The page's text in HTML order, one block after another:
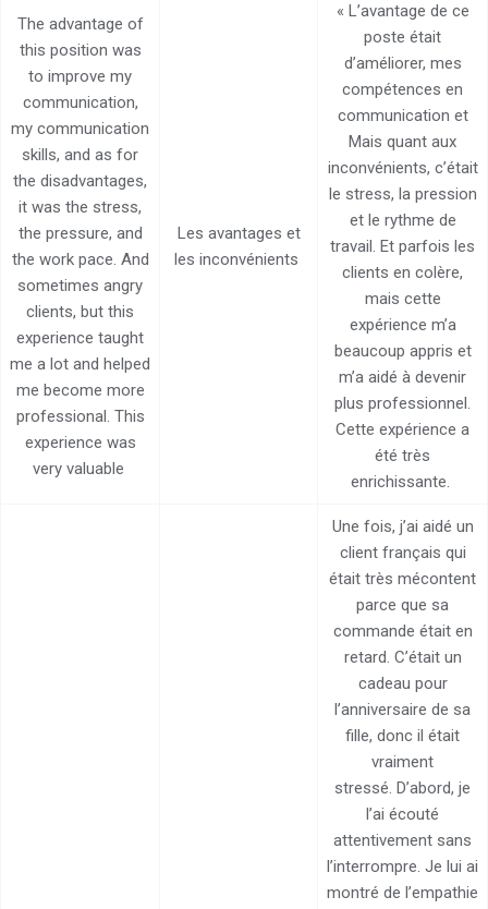
The advantage of
this position was
to improve my
communication,
my communication
skills, and as for
the disadvantages,
it was the stress,
the pressure, and
the work pace. And
sometimes angry
clients, but this
experience taught
me a lot and helped
me become more
professional. This
experience was
very valuable
Les avantages et
les inconvénients
« L’avantage de ce
poste était
d’améliorer, mes
compétences en
communication et
Mais quant aux
inconvénients, c’était
le stress, la pression
et le rythme de
travail. Et parfois les
clients en colère,
mais cette
expérience m’a
beaucoup appris et
m’a aidé à devenir
plus professionnel.
Cette expérience a
été très
enrichissante.
Une fois, j’ai aidé un
client français qui
était très mécontent
parce que sa
commande était en
retard. C’était un
cadeau pour
l’anniversaire de sa
fille, donc il était
vraiment
stressé. D’abord, je
l’ai écouté
attentivement sans
l’interrompre. Je lui ai
montré de l’empathie